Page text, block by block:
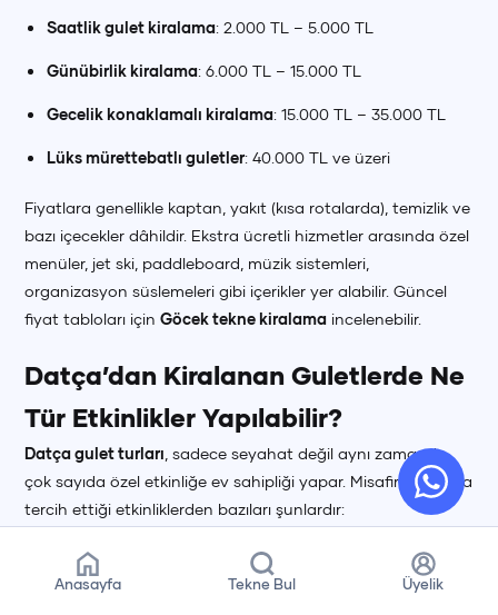
Saatlik gulet kiralama: 2.000 TL – 5.000 TL
Günübirlik kiralama: 6.000 TL – 15.000 TL
Gecelik konaklamalı kiralama: 15.000 TL – 35.000 TL
Lüks mürettebatlı guletler: 40.000 TL ve üzeri
Fiyatlara genellikle kaptan, yakıt (kısa rotalarda), temizlik ve
bazı içecekler dâhildir. Ekstra ücretli hizmetler arasında özel
menüler, jet ski, paddleboard, müzik sistemleri,
organizasyon süslemeleri gibi içerikler yer alabilir. Güncel
fiyat tabloları içinGöcek tekne kiralama incelenebilir.
Datça’dan Kiralanan Guletlerde Ne
Tür Etkinlikler Yapılabilir?
Datça gulet turları , sadece seyahat değil aynı zamanda
çok sayıda özel etkinliğe ev sahipliği yapar. Misafirlerin sıkça
tercih ettiği etkinliklerden bazıları şunlardır:
Doğum günü kutlamaları ve sürpriz partiler
Anasayfa Tekne Bul Üyelik